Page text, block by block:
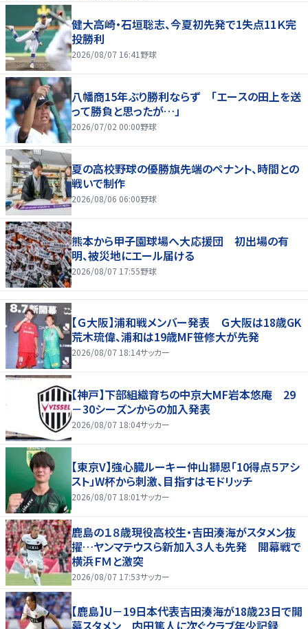
健大高崎・石垣聡志、今夏初先発で1失点11Ｋ完
投勝利
2026/08/07 16:41 野球
八幡商15年ぶり勝利ならず 「エースの田上を送
って勝負と思ったが…」
2026/07/02 00:00野球
夏の高校野球の優勝旗先端のペナント、時間との
戦いで制作
2026/08/06 06:00野球
熊本から甲子園球場へ大応援団 初出場の有
明、被災地にエール届ける
2026/08/07 17:55野球
【Ｇ大阪】浦和戦メンバー発表 Ｇ大阪は18歳GK
荒木琉偉、浦和は19歳MF笹修大が先発
2026/08/07 18:14サッカー
【神戸】下部組織育ちの中京大MF岩本悠庵 29
－30シーズンからの加入発表
2026/08/07 18:04サッカー
【東京V】強心臓ルーキー仲山獅恩「10得点５アシ
スト」W杯から刺激、目指すはモドリッチ
2026/08/07 18:01サッカー
鹿島の１８歳現役高校生・吉田湊海がスタメン抜
擢…ヤンマテウスら新加入３人も先発 開幕戦で
横浜ＦＭと激突
2026/08/07 17:53サッカー
【鹿島】U－19日本代表吉田湊海が18歳23日で開
幕スタメン 内田篤人に次ぐクラブ年少記録